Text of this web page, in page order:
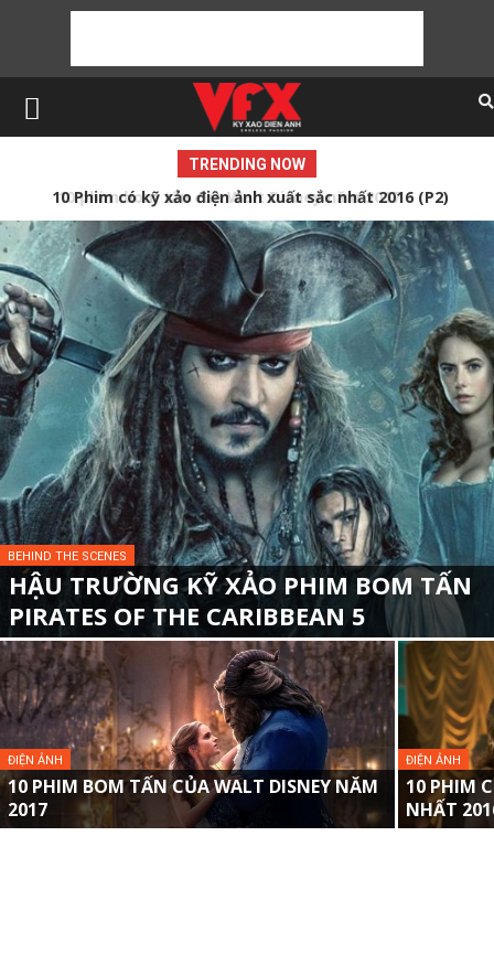
TRENDING NOW
10 Phim có kỹ xảo điện ảnh xuất sắc nhất 2016 (P2)
BEHIND THE SCENES
HẬU TRƯỜNG KỸ XẢO PHIM BOM TẤN
PIRATES OF THE CARIBBEAN 5
ĐIỆN ẢNH
10 PHIM BOM TẤN CỦA WALT DISNEY NĂM
2017
ĐIỆN ẢNH
10 PHIM
NHẤT